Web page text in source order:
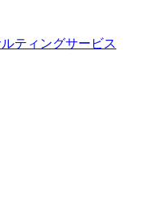
ティングサービス